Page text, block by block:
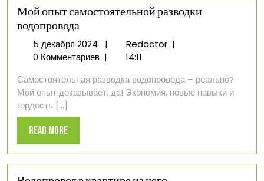
Мой опыт самостоятельной разводки
водопровода
5 декабря 20245
декабря
| RedactorМой
разводки
водопровода
|
0 Комментариев |
14:11
Самостоятельная разводка водопровода – реально?
Мой опыт доказывает: да! Экономия, новые навыки и
гордость [...]
Read MoreRead
More